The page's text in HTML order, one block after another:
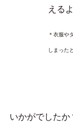
える
＊衣服や
しまった
いかがでしたか